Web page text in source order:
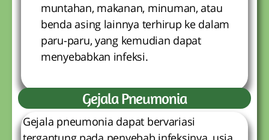
muntahan, makanan, minuman, atau
benda asing lainnya terhirup ke dalam
paru-paru, yang kemudian dapat
menyebabkan infeksi.
Gejala Pneumonia
Gejala pneumonia dapat bervariasi